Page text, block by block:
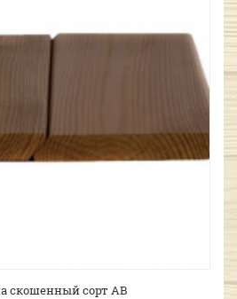
скошенный сорт AB